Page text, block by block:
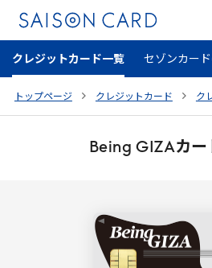
クレジットカード一覧 セゾンカー
トップページ クレジットカード ク
Being GIZAカー